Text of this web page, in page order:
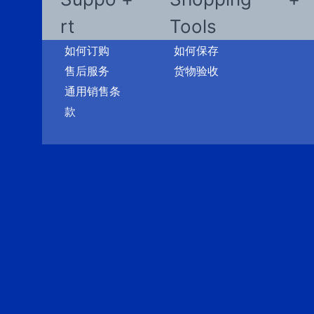
rt
如何订购
售后服务
通用销售条
款
Tools
如何保存
货物验收